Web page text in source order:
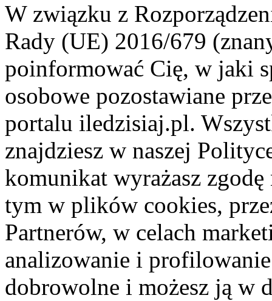
W związku z
Rady (UE) 2016/679
poinformować Cię, w jaki
osobowe pozostawiane
portalu iledzisiaj.pl.
znajdziesz w naszej
komunikat wyrażasz
tym w plików cookies,
Partnerów, w celach
analizowanie i
dobrowolne i możesz ją w